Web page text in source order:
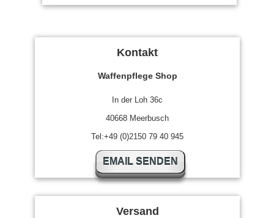
Kontakt
Waffenpflege Shop
In der Loh 36c
40668 Meerbusch
Tel:+49 (0)2150 79 40 945
EMAIL SENDEN
Versand